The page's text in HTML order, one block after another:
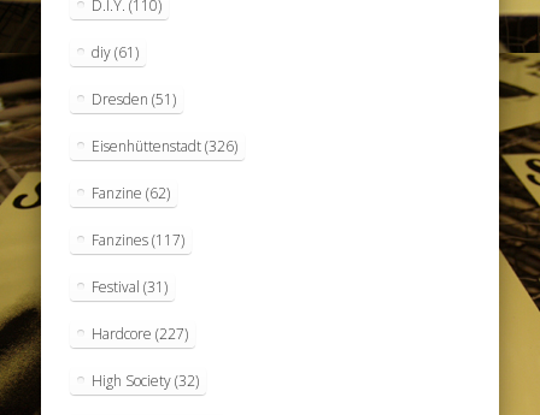
D.I.Y. (110)
diy(61)
Dresden (51)
Eisenhüttenstadt(326)
Fanzine (62)
Fanzines(117)
Festival (31)
Hardcore (227)
High Society(32)